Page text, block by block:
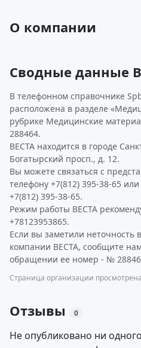
О компании
Сводные данные
В телефонном справочнике
расположена в разделе
рубрике Медицинские
288464.
ВЕСТА находится в городе
Богатырский просп., д. 12.
Вы можете связаться с
телефону +7(812) 395-38-65
+7(812) 395-38-65.
Режим работы ВЕСТА
+78123953865.
Если вы заметили неточность
компании ВЕСТА, сообщите
обращении ее номер - №
Страница организации
Отзывы 0
Не опубликовано ни